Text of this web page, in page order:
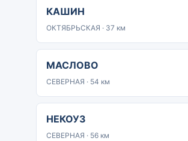
КАШИН
ОКТЯБРЬСКАЯ · 37 км
МАСЛОВО
СЕВЕРНАЯ · 54 км
НЕКОУЗ
СЕВЕРНАЯ · 56 км